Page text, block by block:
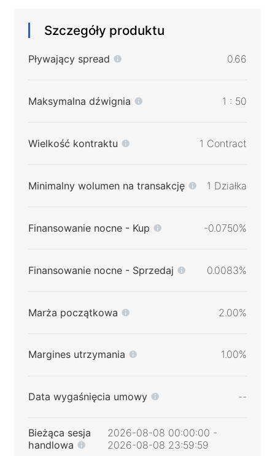
Szczegóły produktu
Pływający spread 0.66
Maksymalna dźwignia 1 : 50
Wielkość kontraktu 1 Contract
Minimalny wolumen na transakcję 1 Działka
Finansowanie nocne - Kup -0.0750%
Finansowanie nocne - Sprzedaj 0.0083%
Marża początkowa 2.00%
Margines utrzymania 1.00%
Data wygaśnięcia umowy --
Bieżąca sesja
handlowa
2026-08-08 00:00:00 -
2026-08-08 23:59:59